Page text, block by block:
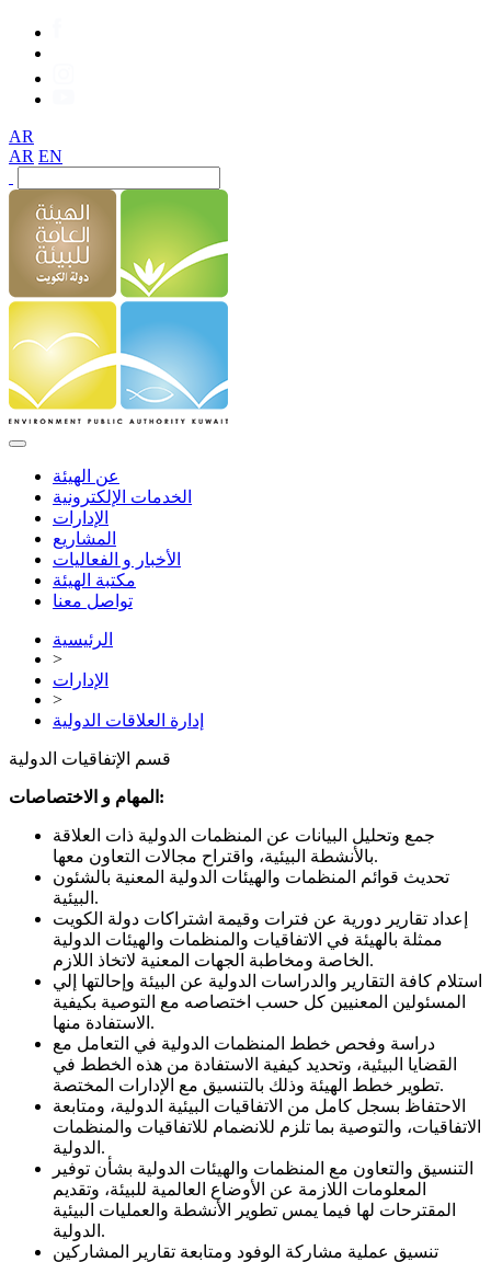
AR
AR EN
عن الهيئة
الخدمات الإلكترونية
الإدارات
المشاريع
الأخبار و الفعاليات
مكتبة الهيئة
تواصل معنا
الرئيسية
>
الإدارات
>
إدارة العلاقات الدولية
قسم الإتفاقيات الدولية
المهام و الاختصاصات:
جمع وتحليل البيانات عن المنظمات الدولية ذات العلاقة
بالأنشطة البيئية، واقتراح مجالات التعاون معها.
تحديث قوائم المنظمات والهيئات الدولية المعنية بالشئون
البيئية.
إعداد تقارير دورية عن فترات وقيمة اشتراكات دولة الكويت
ممثلة بالهيئة في الاتفاقيات والمنظمات والهيئات الدولية
الخاصة ومخاطبة الجهات المعنية لاتخاذ اللازم.
استلام كافة التقارير والدراسات الدولية عن البيئة وإحالتها إلي
المسئولين المعنيين كل حسب اختصاصه مع التوصية بكيفية
الاستفادة منها.
دراسة وفحص خطط المنظمات الدولية في التعامل مع
القضايا البيئية، وتحديد كيفية الاستفادة من هذه الخطط في
تطوير خطط الهيئة وذلك بالتنسيق مع الإدارات المختصة.
الاحتفاظ بسجل كامل من الاتفاقيات البيئية الدولية، ومتابعة
الاتفاقيات، والتوصية بما تلزم للانضمام للاتفاقيات والمنظمات
الدولية.
التنسيق والتعاون مع المنظمات والهيئات الدولية بشأن توفير
المعلومات اللازمة عن الأوضاع العالمية للبيئة، وتقديم
المقترحات لها فيما يمس تطوير الأنشطة والعمليات البيئية
الدولية.
تنسيق عملية مشاركة الوفود ومتابعة تقارير المشاركين